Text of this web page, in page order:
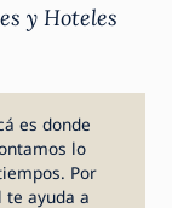
y Hoteles
es donde
lo
Por
ayuda a